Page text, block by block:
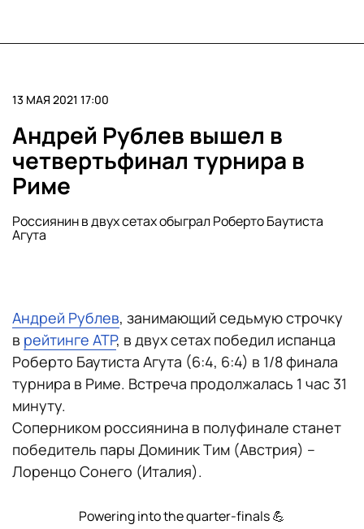
13 МАЯ 2021 17:00
Андрей Рублев вышел в
четвертьфинал турнира в
Риме
Россиянин в двух сетах обыграл Роберто Баутиста
Агута
Андрей Рублев, занимающий седьмую строчку
в рейтинге ATP, в двух сетах победил испанца
Роберто Баутиста Агута (6:4, 6:4) в 1/8 финала
турнира в Риме. Встреча продолжалась 1 час 31
минуту.
Соперником россиянина в полуфинале станет
победитель пары Доминик Тим (Австрия) –
Лоренцо Сонего (Италия).
Powering into the quarter-finals 💪